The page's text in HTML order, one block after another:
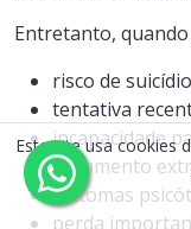
Entretanto,
risco de
tentativa
incapacidade
isolamento
sintomas
perda
Este site usa cookies